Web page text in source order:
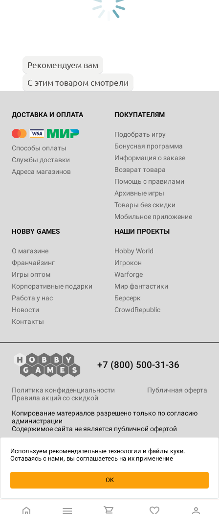
Уведомить о наличии
Рекомендуем вам
С этим товаром смотрели
ДОСТАВКА И ОПЛАТА
Способы оплаты
Службы доставки
Адреса магазинов
ПОКУПАТЕЛЯМ
Подобрать игру
Бонусная программа
Информация о заказе
Возврат товара
Помощь с правилами
Архивные игры
Товары без скидки
Мобильное приложение
HOBBY GAMES
О магазине
Франчайзинг
Игры оптом
Корпоративные подарки
Работа у нас
Новости
Контакты
НАШИ ПРОЕКТЫ
Hobby World
Игрокон
Warforge
Мир фантастики
Берсерк
CrowdRepublic
+7 (800) 500-31-36
Копирование материалов разрешено только по согласию
администрации
Содержимое сайта не является публичной офертой
Политика конфиденциальности
Публичная оферта
Правила акций со скидкой
технологии.
Используем рекомендательные технологии и файлы куки.
Оставаясь с нами, вы соглашаетесь на их применение
OK